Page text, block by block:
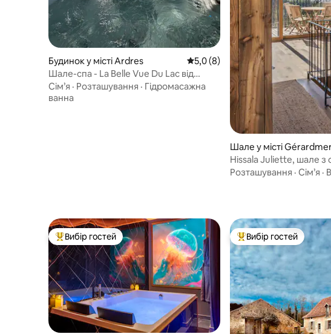
Будинок у місті Ardres Середня оцінка: 5,0 з 5, відгуки: 8
5,0 (8)
Шале-спа - La Belle Vue Du Lac від
Manaloc
Сім’я · Розташування · Гідромасажна
ванна
Шале у місті
Hissala Juliette, шале з
озеро
Розташування · Сім’я ·
Топ вибір гостей
Вибір гостей Топ вибір гостей
Вибір гостей